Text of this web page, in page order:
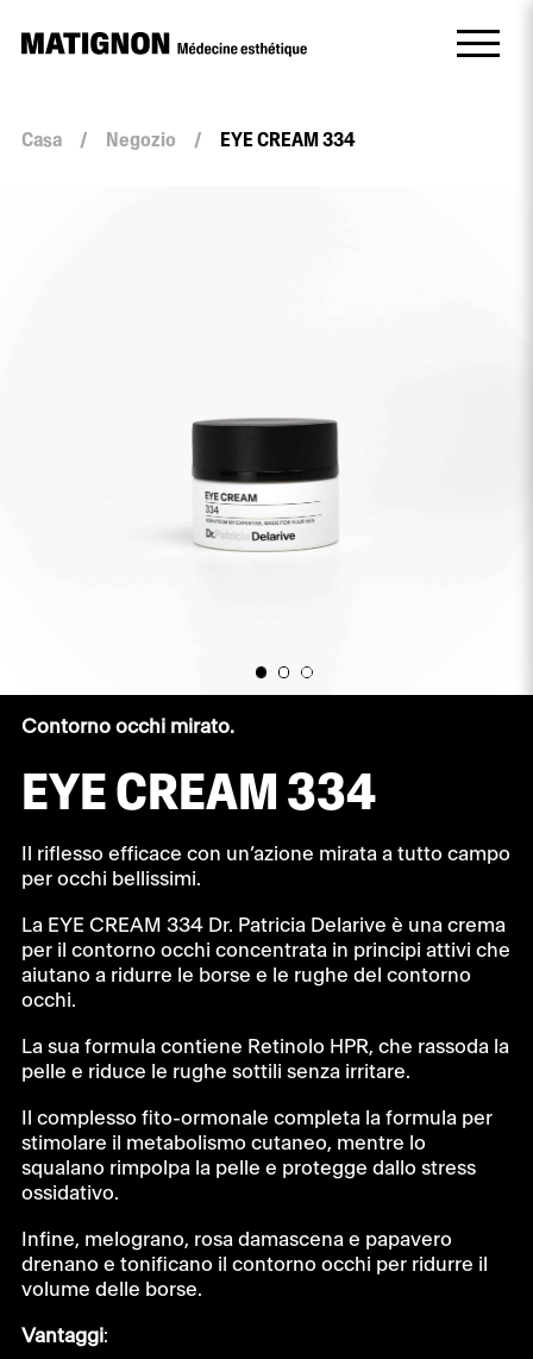
Casa / Negozio / EYE CREAM 334
Contorno occhi mirato.
EYE CREAM 334
Il riflesso efficace con un’azione mirata a tutto campo
per occhi bellissimi.
La EYE CREAM 334 Dr. Patricia Delarive è una crema
per il contorno occhi concentrata in principi attivi che
aiutano a ridurre le borse e le rughe del contorno
occhi.
La sua formula contiene Retinolo HPR, che rassoda la
pelle e riduce le rughe sottili senza irritare.
Il complesso fito-ormonale completa la formula per
stimolare il metabolismo cutaneo, mentre lo
squalano rimpolpa la pelle e protegge dallo stress
ossidativo.
Infine, melograno, rosa damascena e papavero
drenano e tonificano il contorno occhi per ridurre il
volume delle borse.
Vantaggi: